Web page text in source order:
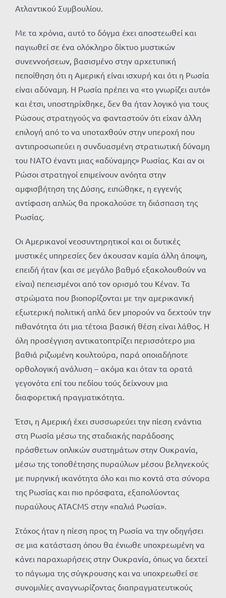
Ατλαντικού Συμβουλίου.
Με τα χρόνια, αυτό το δόγμα έχει αποστεωθεί και
παγιωθεί σε ένα ολόκληρο δίκτυο μυστικών
συνεννοήσεων, βασισμένο στην αρχετυπική
πεποίθηση ότι η Αμερική είναι ισχυρή και ότι η Ρωσία
είναι αδύναμη. Η Ρωσία πρέπει να «το γνωρίζει αυτό»
και έτσι, υποστηρίχθηκε, δεν θα ήταν λογικό για τους
Ρώσους στρατηγούς να φανταστούν ότι είχαν άλλη
επιλογή από το να υποταχθούν στην υπεροχή που
αντιπροσωπεύει η συνδυασμένη στρατιωτική δύναμη
του ΝΑΤΟ έναντι μιας «αδύναμης» Ρωσίας. Και αν οι
Ρώσοι στρατηγοί επιμείνουν ανόητα στην
αμφισβήτηση της Δύσης, ειπώθηκε, η εγγενής
αντίφαση απλώς θα προκαλούσε τη διάσπαση της
Ρωσίας.
Οι Αμερικανοί νεοσυντηρητικοί και οι δυτικές
μυστικές υπηρεσίες δεν άκουσαν καμία άλλη άποψη,
επειδή ήταν (και σε μεγάλο βαθμό εξακολουθούν να
είναι) πεπεισμένοι από τον ορισμό του Κέναν. Τα
στρώματα που βιοπορίζονται με την αμερικανική
εξωτερική πολιτική απλά δεν μπορούν να δεχτούν την
πιθανότητα ότι μια τέτοια βασική θέση είναι λάθος. Η
όλη προσέγγιση αντικατοπτρίζει περισσότερο μια
βαθιά ριζωμένη κουλτούρα, παρά οποιαδήποτε
ορθολογική ανάλυση – ακόμα και όταν τα ορατά
γεγονότα επί του πεδίου τούς δείχνουν μια
διαφορετική πραγματικότητα.
Έτσι, η Αμερική έχει συσσωρεύει την πίεση ενάντια
στη Ρωσία μέσω της σταδιακής παράδοσης
πρόσθετων οπλικών συστημάτων στην Ουκρανία,
μέσω της τοποθέτησης πυραύλων μέσου βεληνεκούς
με πυρηνική ικανότητα όλο και πιο κοντά στα σύνορα
της Ρωσίας και πιο πρόσφατα, εξαπολύοντας
πυραύλους ATACMS στην «παλιά Ρωσία».
Στόχος ήταν η πίεση προς τη Ρωσία να την οδηγήσει
σε μια κατάσταση όπου θα ένιωθε υποχρεωμένη να
κάνει παραχωρήσεις στην Ουκρανία, όπως να δεχτεί
το πάγωμα της σύγκρουσης και να υποχρεωθεί σε
συνομιλίες αναγνωρίζοντας διαπραγματευτικούς